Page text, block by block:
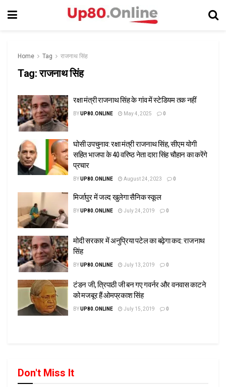
Home Tag राजनाथ सिंह
Tag:राजनाथ सिंह
रक्षा मंत्री राजनाथ सिंह के गांव में स्टेडियम तक नहीं
BYUP80.ONLINE May 4, 2025 0
घोसी उपचुनाव: रक्षा मंत्री राजनाथ सिंह, सीएम योगी
सहित भाजपा के 40 वरिष्ठ नेता दारा सिंह चौहान का करेंगे
प्रचार
BYUP80.ONLINE August 24, 2023 0
मिर्जापुर में जल्द खुलेगा सैनिक स्कूल
BYUP80.ONLINE July 24, 2019 0
मोदी सरकार में अनुप्रिया पटेल का बढ़ेगा कद: राजनाथ
सिंह
BYUP80.ONLINE July 13, 2019 0
टंडन जी, त्रिपाठी जी बन गए गवर्नर और वनवास काटने
को मजबूर हैं ओमप्रकाश सिंह
BYUP80.ONLINE July 15, 2019 0
Don't Miss It